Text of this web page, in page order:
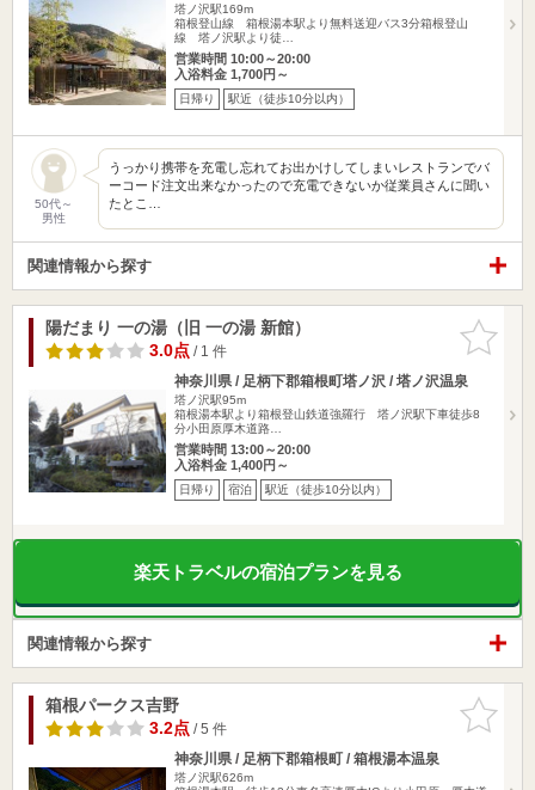
塔ノ沢駅169m
箱根登山線 箱根湯本駅より無料送迎バス3分箱根登山
線 塔ノ沢駅より徒…
営業時間 10:00～20:00
入浴料金 1,700円～
日帰り 駅近（徒歩10分以内）
50代～
男性
うっかり携帯を充電し忘れてお出かけしてしまいレストランでバ
ーコード注文出来なかったので充電できないか従業員さんに聞い
たとこ…
関連情報から探す
お気に入
りに追加
陽だまり 一の湯（旧 一の湯 新館）
3.0点/ 1 件
神奈川県 / 足柄下郡箱根町塔ノ沢 / 塔ノ沢温泉
塔ノ沢駅95m
箱根湯本駅より箱根登山鉄道強羅行 塔ノ沢駅下車徒歩8
分小田原厚木道路…
営業時間 13:00～20:00
入浴料金 1,400円～
日帰り 宿泊 駅近（徒歩10分以内）
楽天トラベルの宿泊プランを見る
関連情報から探す
お気に入
りに追加
箱根パークス吉野
3.2点/ 5 件
神奈川県 / 足柄下郡箱根町 / 箱根湯本温泉
塔ノ沢駅626m